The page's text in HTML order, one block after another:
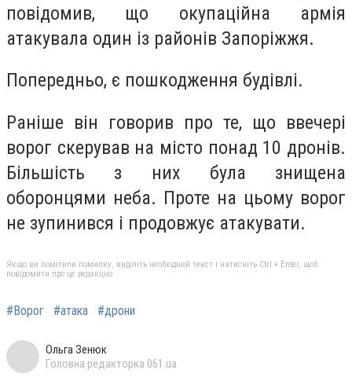
повідомив, що окупаційна армія
атакувала один із районів Запоріжжя.
Попередньо, є пошкодження будівлі.
Раніше він говорив про те, що ввечері
ворог скерував на місто понад 10 дронів.
Більшість з них була знищена
оборонцями неба. Проте на цьому ворог
не зупинився і продовжує атакувати.
Якщо ви помітили помилку, виділіть необхідний текст і натисніть Ctrl + Enter, щоб
повідомити про це редакцію
#Ворог #атака #дрони
Ольга Зенюк
Головна редакторка 061.ua